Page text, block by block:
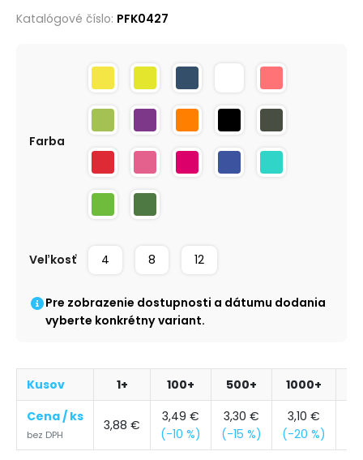
Katalógové číslo: PFK0427
Farba
Veľkosť 4 8 12
Pre zobrazenie dostupnosti a dátumu dodania
vyberte konkrétny variant.
Kusov 1+ 100+ 500+ 1000+
Cena / ks
bez DPH
3,88 €
3,49 €
(-10 %)
3,30 €
(-15 %)
3,10 €
(-20 %)